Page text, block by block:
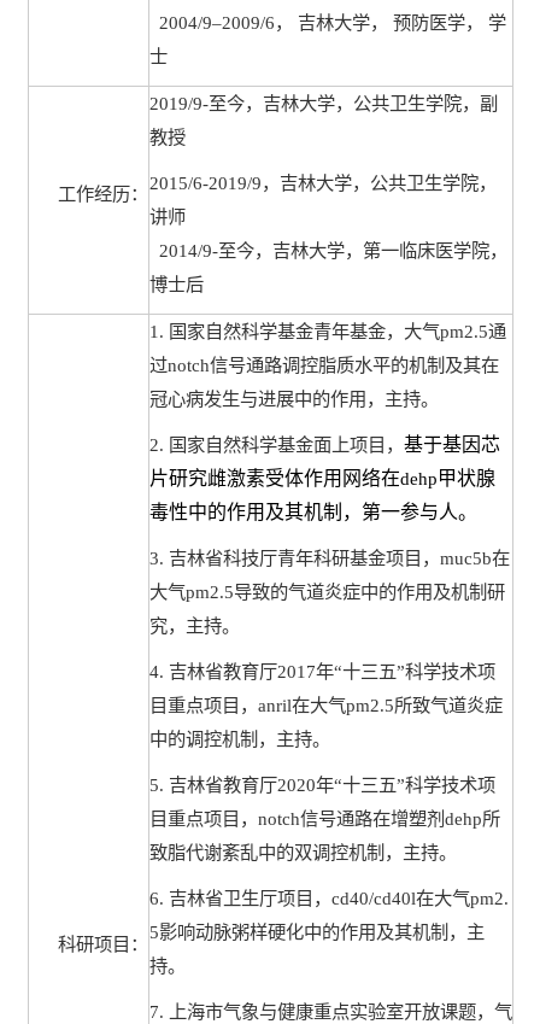
2004/9–2009/6， 吉林大学， 预防医学， 学
士
工作经历：
2019/9-至今，吉林大学，公共卫生学院，副
教授
2015/6-2019/9，吉林大学，公共卫生学院，
讲师
2014/9-至今，吉林大学，第一临床医学院，
博士后
科研项目：
1. 国家自然科学基金青年基金，大气pm2.5通
过notch信号通路调控脂质水平的机制及其在
冠心病发生与进展中的作用，主持。
2. 国家自然科学基金面上项目， 基于基因芯
片研究雌激素受体作用网络在dehp甲状腺
毒性中的作用及其机制，第一参与人。
3. 吉林省科技厅青年科研基金项目， muc5b在
大气pm2.5导致的气道炎症中的作用及机制研
究，主持。
4. 吉林省教育厅2017年“十三五”科学技术项
目重点项目， anril在大气pm2.5所致气道炎症
中的调控机制，主持。
5. 吉林省教育厅2020年“十三五”科学技术项
目重点项目， notch信号通路在增塑剂dehp所
致脂代谢紊乱中的双调控机制，主持。
6. 吉林省卫生厅项目， cd40/cd40l在大气pm2.
5影响动脉粥样硬化中的作用及其机制，主
持。
7.
上海市气象与健康重点实验室开放课题，气